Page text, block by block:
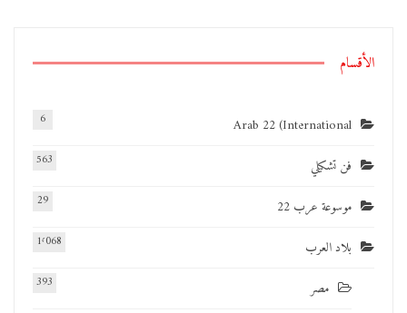
الأقسام
Arab 22 (International
6
فن تشكيلي 563
موسوعة عرب 22 29
بلاد العرب 1٬068
مصر 393